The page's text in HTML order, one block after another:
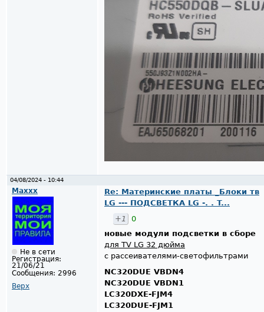
04/08/2024 - 10:44
Maxxx
Не в сети
Регистрация:
21/06/21
Сообщения: 2996
Верх
Re: Материнские платы _Блоки тв
LG --- ПОДСВЕТКА LG -. . T...
+1
0
новые модули подсветки в сборе
для TV LG 32 дюйма
с рассеивателями-светофильтрами
NC320DUE VBDN4
NC320DUE VBDN1
LC320DXE-FJM4
LC320DUE-FJM1